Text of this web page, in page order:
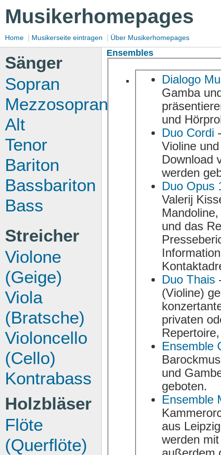
Musikerhomepages
Home Musikerseite eintragen Über Musikerhomepages
Ensembles
Dialogo
Gamba und historischen Zupfinstrumenten. Die
präsentieren sich
und
Duo Cordi
Violine und Gitarre. Musikervorstellung,
Download von Musikbeispielen und
werden
Duo Opus
Valerij Kisseljow widmen sich der klassischen Musik für
Mandoline, Mandola, Liuto
und das
Informationen, Musikbeispiele,
Duo Thais
(Violine) geben nicht nur Konzerte,
konzertante
privaten
Ensemble
Barockmusik im
und
geboten.
Ensemble
Kammerorchester
aus Leipzig
werden
Sänger
Sopran
Mezzosopran
Alt
Tenor
Bariton
Bassbariton
Bass
Streicher
Violone
(Geige)
Viola
(Bratsche)
Violoncello
(Cello)
Kontrabass
Holzbläser
Flöte
(Querflöte)